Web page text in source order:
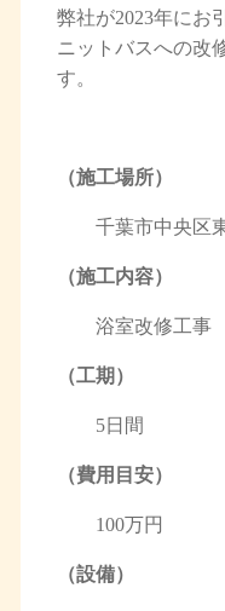
弊社が2023年にお
ニットバスへの改
す。
（施工場所）
千葉市中央区
（施工内容）
浴室改修工事
（工期）
5日間
（費用目安）
100万円
（設備）